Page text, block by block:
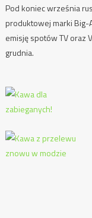
Pod koniec września
produktowej marki Big-
emisję spotów TV oraz
grudnia.